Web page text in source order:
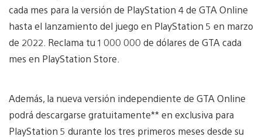
cada mes para la versión de PlayStation 4 de GTA Online
hasta el lanzamiento del juego en PlayStation 5 en marzo
de 2022. Reclama tu 1 000 000 de dólares de GTA cada
mes en PlayStation Store.
Además, la nueva versión independiente de GTA Online
podrá descargarse gratuitamente** en exclusiva para
PlayStation 5 durante los tres primeros meses desde su